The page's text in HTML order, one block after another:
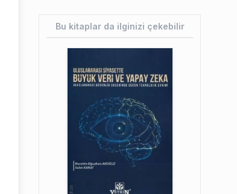
Bu kitaplar da ilginizi çekebilir